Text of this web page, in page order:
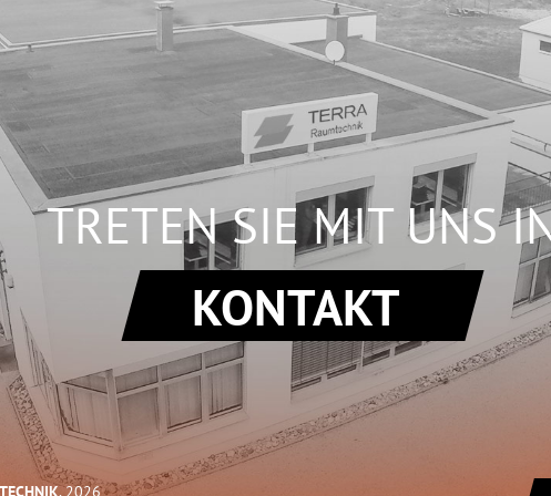
TRETEN SIE MIT UNS
KONTAKT
, 2026